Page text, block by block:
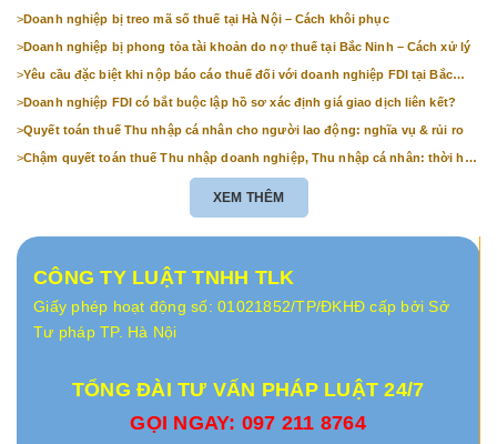
>Doanh nghiệp bị treo mã số thuế tại Hà Nội – Cách khôi phục
>Doanh nghiệp bị phong tỏa tài khoản do nợ thuế tại Bắc Ninh – Cách xử lý
>Yêu cầu đặc biệt khi nộp báo cáo thuế đối với doanh nghiệp FDI tại Bắc
>Doanh nghiệp FDI có bắt buộc lập hồ sơ xác định giá giao dịch liên kết?
>Quyết toán thuế Thu nhập cá nhân cho người lao động: nghĩa vụ & rủi ro
>Chậm quyết toán thuế Thu nhập doanh nghiệp, Thu nhập cá nhân: thời hạn
XEM THÊM
CÔNG TY LUẬT TNHH TLK
Giấy phép hoạt động số: 01021852/TP/ĐKHĐ cấp bởi Sở
Tư pháp TP. Hà Nội
TỔNG ĐÀI TƯ VẤN PHÁP LUẬT 24/7
GỌI NGAY: 097 211 8764